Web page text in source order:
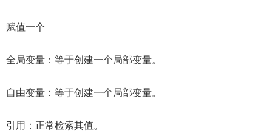
赋值一个
全局变量：等于创建一个局部变量。
自由变量：等于创建一个局部变量。
引用：正常检索其值。